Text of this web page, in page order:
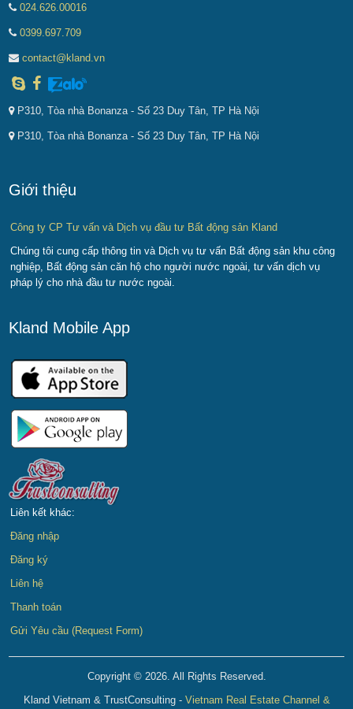
024.626.00016
0399.697.709
contact@kland.vn
P310, Tòa nhà Bonanza - Số 23 Duy Tân, TP Hà Nội
P310, Tòa nhà Bonanza - Số 23 Duy Tân, TP Hà Nội
Giới thiệu
Công ty CP Tư vấn và Dịch vụ đầu tư Bất động sản Kland
Chúng tôi cung cấp thông tin và Dịch vụ tư vấn Bất động sản khu công
nghiệp, Bất động sản căn hộ cho người nước ngoài, tư vấn dịch vụ
pháp lý cho nhà đầu tư nước ngoài.
Kland Mobile App
Liên kết khác:
Đăng nhập
Đăng ký
Liên hệ
Thanh toán
Gửi Yêu cầu (Request Form)
Copyright © 2026. All Rights Reserved.
Kland Vietnam & TrustConsulting - Vietnam Real Estate Channel &